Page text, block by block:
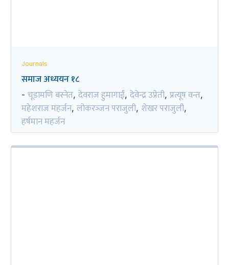
Journals
समाज अध्ययन १८
- चूडामणि बस्नेत, देवराज हुमागाईं, देवेन्द्र उप्रेती, प्रत्यूष वन्त,
महेशराज महर्जन, लोकरञ्‍जन पराजुली, शेखर पराजुली,
हर्षमान महर्जन